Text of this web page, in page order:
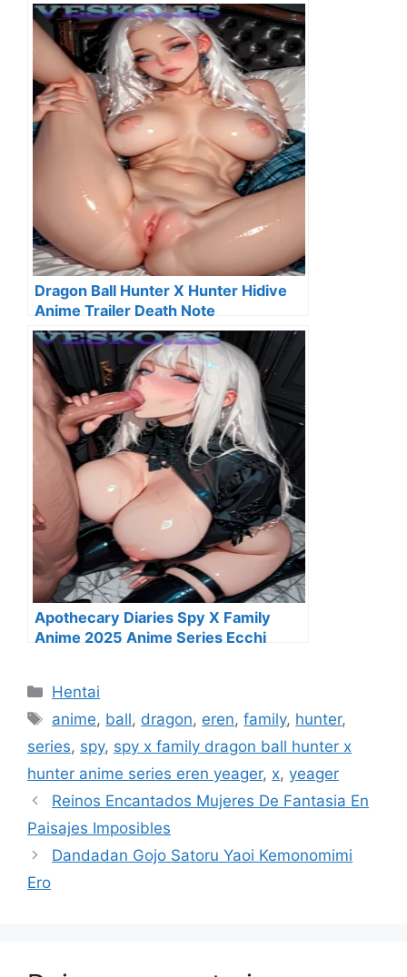
Dragon Ball Hunter X Hunter Hidive
Anime Trailer Death Note
Apothecary Diaries Spy X Family
Anime 2025 Anime Series Ecchi
Categorías
Hentai
Etiquetas
anime, ball, dragon, eren,family, hunter,
series, spy, spy x family dragon ball hunter x
hunter anime series eren yeager, x, yeager
Reinos Encantados Mujeres De Fantasia En
Paisajes Imposibles
Dandadan Gojo Satoru Yaoi Kemonomimi
Ero